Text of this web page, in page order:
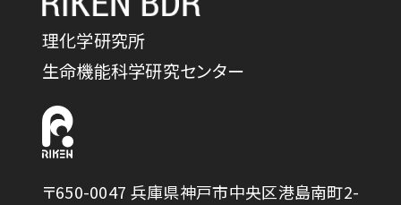
理化学研究所
生命機能科学研究センター
〒650-0047 兵庫県神戸市中央区港島南町2-